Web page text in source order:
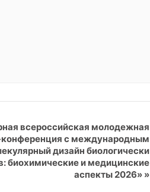
всероссийская молодежная
с международным
дизайн биологически
биохимические и медицинские
аспекты 2026» »